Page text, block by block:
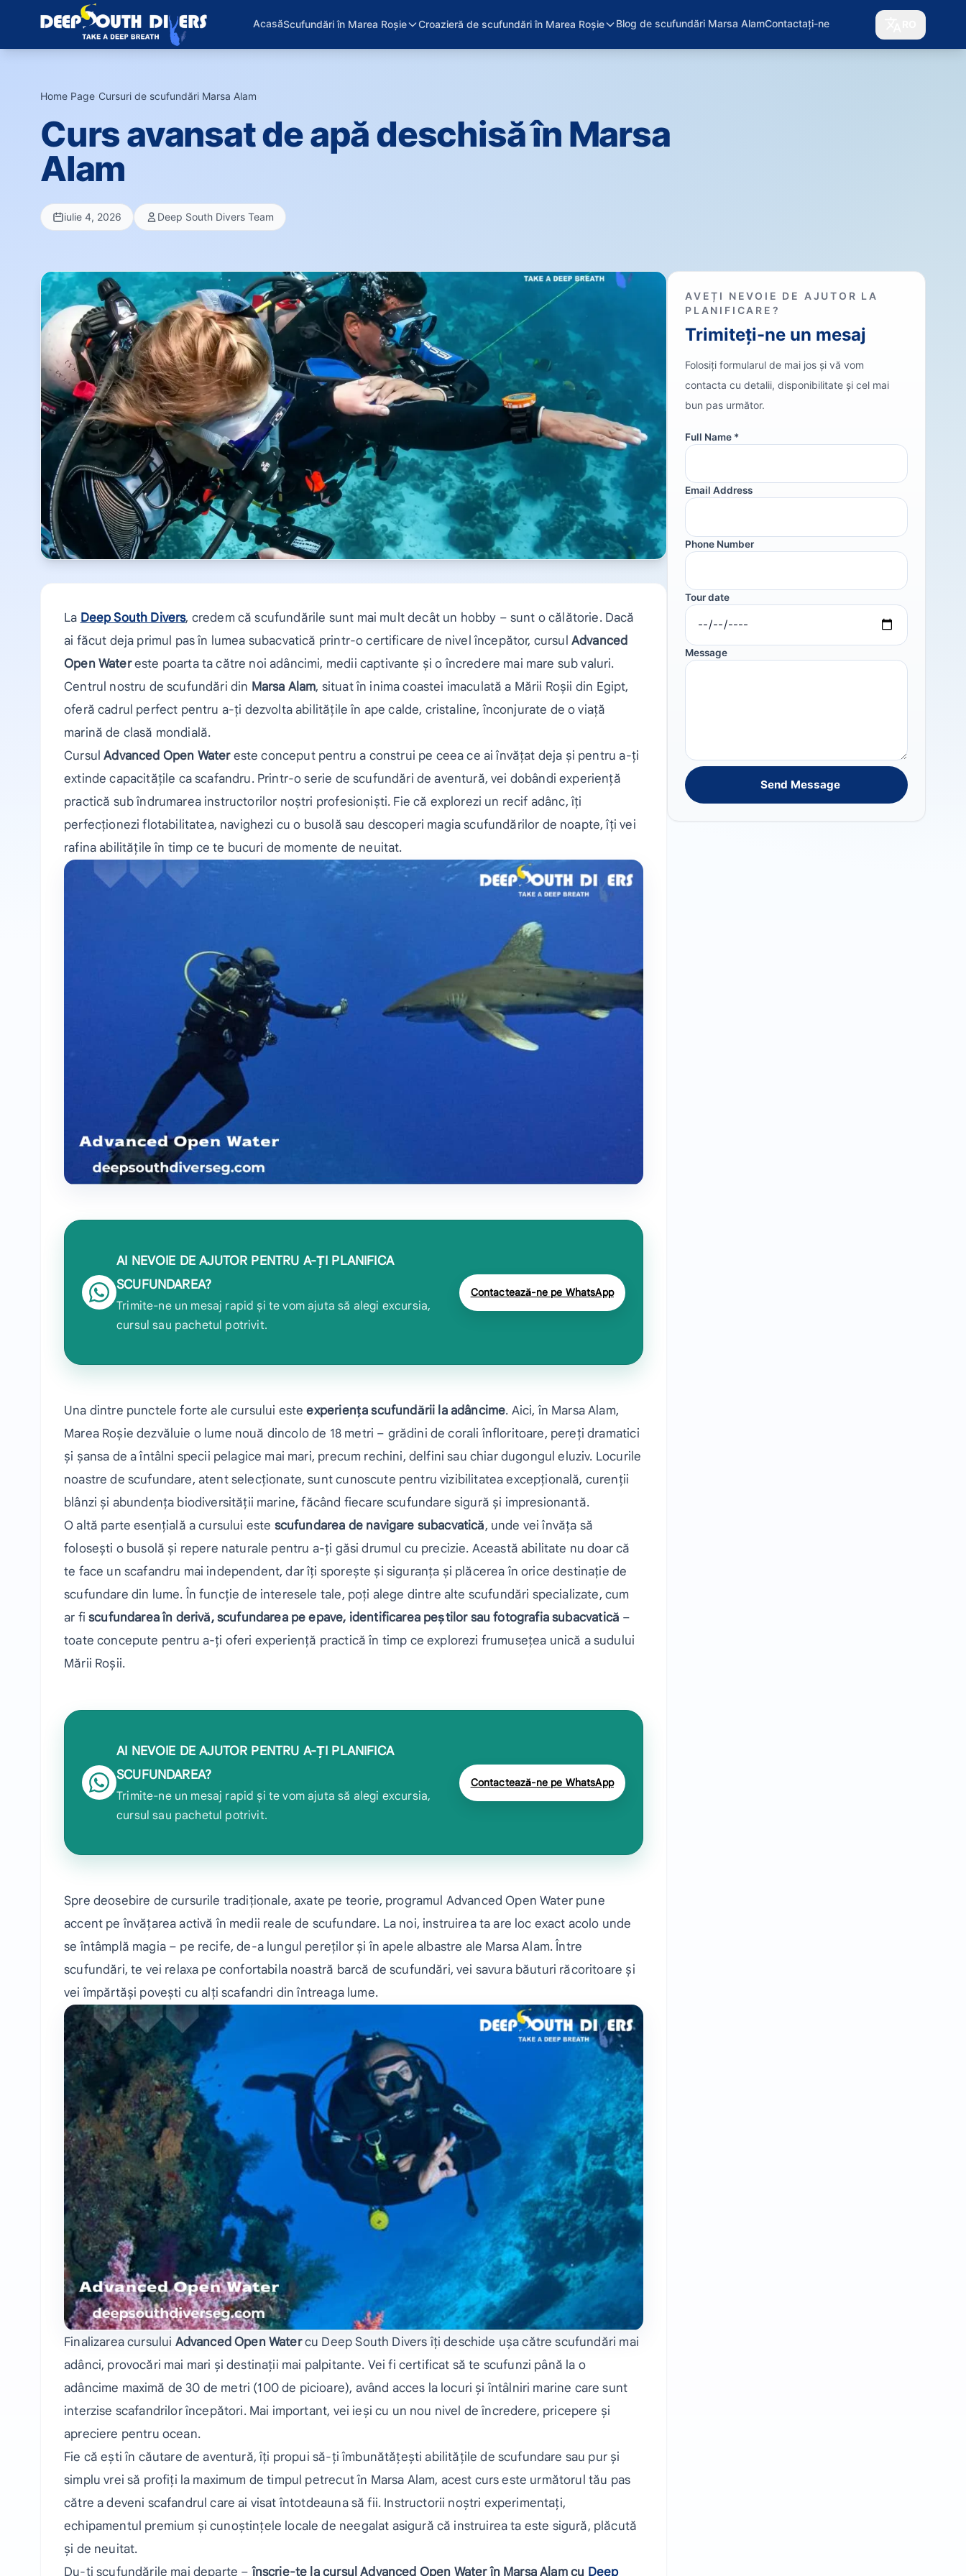
AcasăScufundări în Marea Roșie Croazieră de scufundări în Marea Roșie Blog de scufundări Marsa AlamContactați-ne
Home Page›Cursuri de scufundări Marsa Alam
Curs avansat de apă deschisă în Marsa
Alam
iulie 4, 2026 Deep South Divers Team
La Deep South Divers, credem că scufundările sunt mai mult decât un hobby – sunt o călătorie. Dacă
ai făcut deja primul pas în lumea subacvatică printr-o certificare de nivel începător, cursul Advanced
Open Watereste poarta ta către noi adâncimi, medii captivante și o încredere mai mare sub valuri.
Centrul nostru de scufundări din Marsa Alam, situat în inima coastei imaculată a Mării Roșii din Egipt,
oferă cadrul perfect pentru a-ți dezvolta abilitățile în ape calde, cristaline, înconjurate de o viață
marină de clasă mondială.
CursulAdvanced Open Watereste conceput pentru a construi pe ceea ce ai învățat deja și pentru a-ți
extinde capacitățile ca scafandru. Printr-o serie de scufundări de aventură, vei dobândi experiență
practică sub îndrumarea instructorilor noștri profesioniști. Fie că explorezi un recif adânc, îți
perfecționezi flotabilitatea, navighezi cu o busolă sau descoperi magia scufundărilor de noapte, îți vei
rafina abilitățile în timp ce te bucuri de momente de neuitat.
AI NEVOIE DE AJUTOR PENTRU A-ȚI PLANIFICA
SCUFUNDAREA?
Trimite-ne un mesaj rapid și te vom ajuta să alegi excursia,
cursul sau pachetul potrivit.
Contactează-ne pe WhatsApp
Una dintre punctele forte ale cursului esteexperiența scufundării la adâncime. Aici, în Marsa Alam,
Marea Roșie dezvăluie o lume nouă dincolo de 18 metri – grădini de corali înfloritoare, pereți dramatici
și șansa de a întâlni specii pelagice mai mari, precum rechini, delfini sau chiar dugongul eluziv. Locurile
noastre de scufundare, atent selecționate, sunt cunoscute pentru vizibilitatea excepțională, curenții
blânzi și abundența biodiversității marine, făcând fiecare scufundare sigură și impresionantă.
O altă parte esențială a cursului este scufundarea de navigare subacvatică, unde vei învăța să
folosești o busolă și repere naturale pentru a-ți găsi drumul cu precizie. Această abilitate nu doar că
te face un scafandru mai independent, dar îți sporește și siguranța și plăcerea în orice destinație de
scufundare din lume. În funcție de interesele tale, poți alege dintre alte scufundări specializate, cum
ar fiscufundarea în derivă, scufundarea pe epave, identificarea peștilor sau fotografia subacvatică –
toate concepute pentru a-ți oferi experiență practică în timp ce explorezi frumusețea unică a sudului
Mării Roșii.
AI NEVOIE DE AJUTOR PENTRU A-ȚI PLANIFICA
SCUFUNDAREA?
Trimite-ne un mesaj rapid și te vom ajuta să alegi excursia,
cursul sau pachetul potrivit.
Contactează-ne pe WhatsApp
Spre deosebire de cursurile tradiționale, axate pe teorie, programul Advanced Open Water pune
accent pe învățarea activă în medii reale de scufundare. La noi, instruirea ta are loc exact acolo unde
se întâmplă magia – pe recife, de-a lungul pereților și în apele albastre ale Marsa Alam. Între
scufundări, te vei relaxa pe confortabila noastră barcă de scufundări, vei savura băuturi răcoritoare și
vei împărtăși povești cu alți scafandri din întreaga lume.
Finalizarea cursului Advanced Open Watercu Deep South Divers îți deschide ușa către scufundări mai
adânci, provocări mai mari și destinații mai palpitante. Vei fi certificat să te scufunzi până la o
adâncime maximă de 30 de metri (100 de picioare), având acces la locuri și întâlniri marine care sunt
interzise scafandrilor începători. Mai important, vei ieși cu un nou nivel de încredere, pricepere și
apreciere pentru ocean.
Fie că ești în căutare de aventură, îți propui să-ți îmbunătățești abilitățile de scufundare sau pur și
simplu vrei să profiți la maximum de timpul petrecut în Marsa Alam, acest curs este următorul tău pas
către a deveni scafandrul care ai visat întotdeauna să fii. Instructorii noștri experimentați,
echipamentul premium și cunoștințele locale de neegalat asigură că instruirea ta este sigură, plăcută
și de neuitat.
Du-ți scufundările mai departe –înscrie-te la cursul Advanced Open Water în Marsa Alam cu Deep
AVEȚI NEVOIE DE AJUTOR LA
PLANIFICARE?
Trimiteți-ne un mesaj
Folosiți formularul de mai jos și vă vom
contacta cu detalii, disponibilitate și cel mai
bun pas următor.
Full Name *
Email Address
Phone Number
Tour date
Message
Send Message